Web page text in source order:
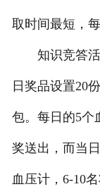
取时间最短，
知识竞答活
日奖品设置20
包。每日的5个
奖送出，而当
血压计，6-10